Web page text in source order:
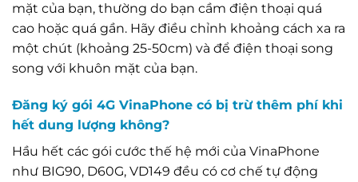
mặt của bạn, thường do bạn cầm điện thoại quá
cao hoặc quá gần. Hãy điều chỉnh khoảng cách xa ra
một chút (khoảng 25-50cm) và để điện thoại song
song với khuôn mặt của bạn.
Đăng ký gói 4G VinaPhone có bị trừ thêm phí khi
hết dung lượng không?
Hầu hết các gói cước thế hệ mới của VinaPhone
như BIG90, D60G, VD149 đều có cơ chế tự động